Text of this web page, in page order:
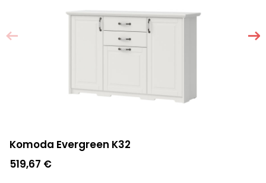
Komoda Evergreen K32
519,67 €